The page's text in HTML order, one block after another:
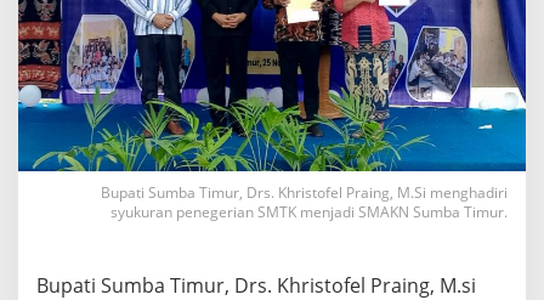
Bupati Sumba Timur, Drs. Khristofel Praing, M.Si menghadiri
syukuran penegerian SMTK menjadi SMAKN Sumba Timur.
Bupati Sumba Timur, Drs. Khristofel Praing, M.si